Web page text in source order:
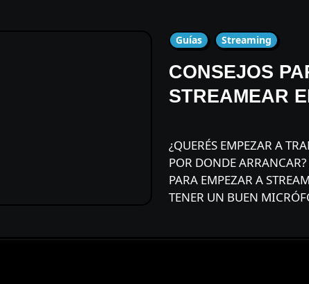
Guías Streaming
CONSEJOS
STREAMEAR
¿QUERÉS EMPEZAR A TRANSMITIR EN VIVO PERO NO SABES
POR DONDE
PARA EMPEZAR A
TENER UN BUEN